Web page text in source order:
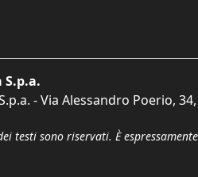
- Via Alessandro Poerio, 34,
testi sono riservati. È